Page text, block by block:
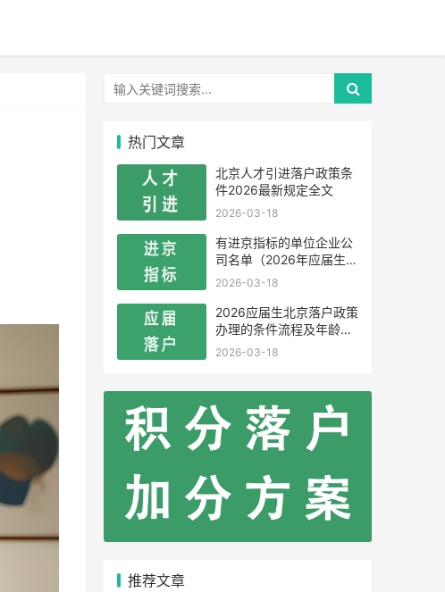
热门文章
北京人才引进落户政策条
件2026最新规定全文
2026-03-18
有进京指标的单位企业公
司名单（2026年应届生留
学生）
2026-03-18
2026应届生北京落户政策
办理的条件流程及年龄限
制
2026-03-18
推荐文章